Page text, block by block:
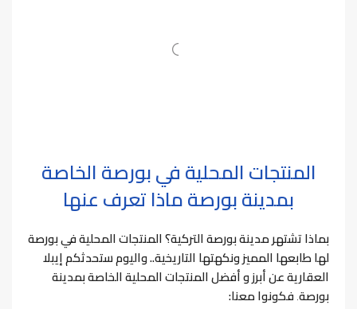
المنتجات المحلية في بورصة الخاصة
بمدينة بورصة ماذا تعرف عنها
بماذا تشتهر مدينة بورصة التركية؟ المنتجات المحلية في بورصة
لها طابعها المميز ونكهتها التاريخية..واليوم ستحدثكم إيبلا
العقارية عن أبرز و أفضل المنتجات المحلية الخاصة بمدينة
بورصة.فكونوا معنا: